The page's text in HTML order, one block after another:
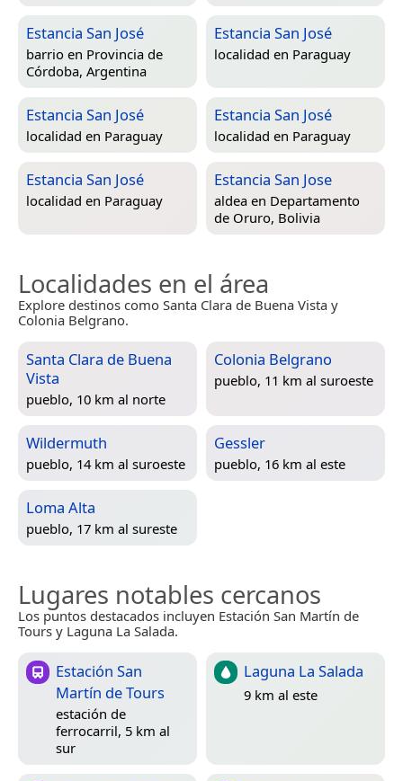
Estancia San José
barrio en Provincia de
Córdoba, Argentina
Estancia San José
localidad en Paraguay
Estancia San José
localidad en Paraguay
Estancia San José
localidad en Paraguay
Estancia San José
localidad en Paraguay
Estancia San Jose
aldea en Departamento
de Oruro, Bolivia
Localidades en el área
Explore destinos como Santa Clara de Buena Vista y
Colonia Belgrano.
Santa Clara de Buena
Vista
pueblo, 10 km al norte
Colonia Belgrano
pueblo, 11 km al suroeste
Wildermuth
pueblo, 14 km al suroeste
Gessler
pueblo, 16 km al este
Loma Alta
pueblo, 17 km al sureste
Lugares notables cercanos
Los puntos destacados incluyen Estación San Martín de
Tours y Laguna La Salada.
Estación San
Martín de Tours
estación de
ferrocarril, 5 km al
sur
Laguna La Salada
9 km al este